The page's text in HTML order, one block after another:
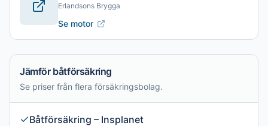
Erlandsons Brygga
Se motor
Jämför båtförsäkring
Se priser från flera försäkringsbolag.
Båtförsäkring – Insplanet